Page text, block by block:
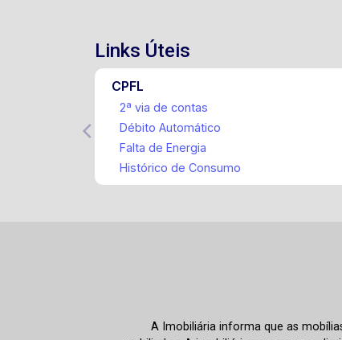
Links Úteis
CPFL
2ª via de contas
Débito Automático
Falta de Energia
Histórico de Consumo
A Imobiliária informa que as